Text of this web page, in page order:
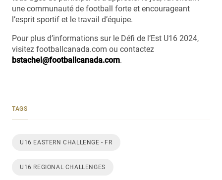
une communauté de football forte et encourageant
l’esprit sportif et le travail d’équipe.
Pour plus d’informations sur le Défi de l’Est U16 2024,
visitez footballcanada.com ou contactez
bstachel@footballcanada.com.
TAGS
U16 EASTERN CHALLENGE - FR
U16 REGIONAL CHALLENGES